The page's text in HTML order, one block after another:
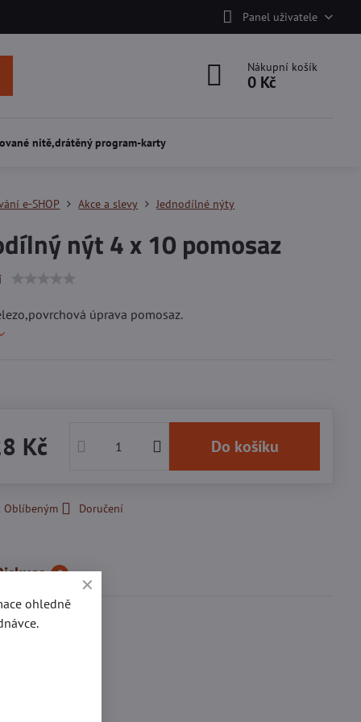
Panel uživatele
Nákupní košík
0 Kč
nitě,drátěný program-karty
e-SHOP Akce a slevy Jednodílné nýty
nýt 4 x 10 pomosaz
úprava pomosaz.
Kč Do košíku
Oblíbeným Doručení
0
ohledně